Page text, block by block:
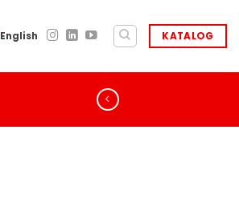
English KATALOG